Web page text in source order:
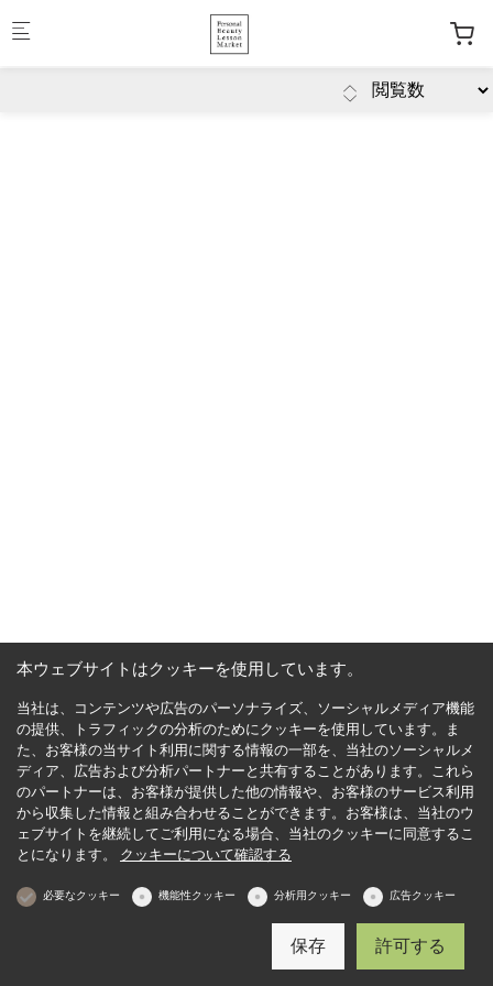
本ウェブサイトはクッキーを使用しています。
当社は、コンテンツや広告のパーソナライズ、ソーシャルメディア機能
の提供、トラフィックの分析のためにクッキーを使用しています。ま
た、お客様の当サイト利用に関する情報の一部を、当社のソーシャルメ
ディア、広告および分析パートナーと共有することがあります。これら
のパートナーは、お客様が提供した他の情報や、お客様のサービス利用
から収集した情報と組み合わせることができます。お客様は、当社のウ
ェブサイトを継続してご利用になる場合、当社のクッキーに同意するこ
とになります。 クッキーについて確認する
必要なクッキー 機能性クッキー 分析用クッキー 広告クッキー
許可する
保存